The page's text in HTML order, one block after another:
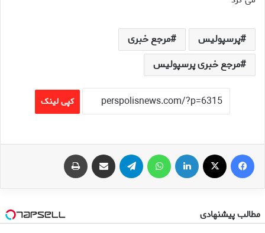
پرسپولیس
مرجع خبری
مرجع خبری پرسپولیس
کپی لینک
فیس بوک لینکدین تلگرام اشتراک گذاری از طریق ایمیل
مطالب پیشنهادی